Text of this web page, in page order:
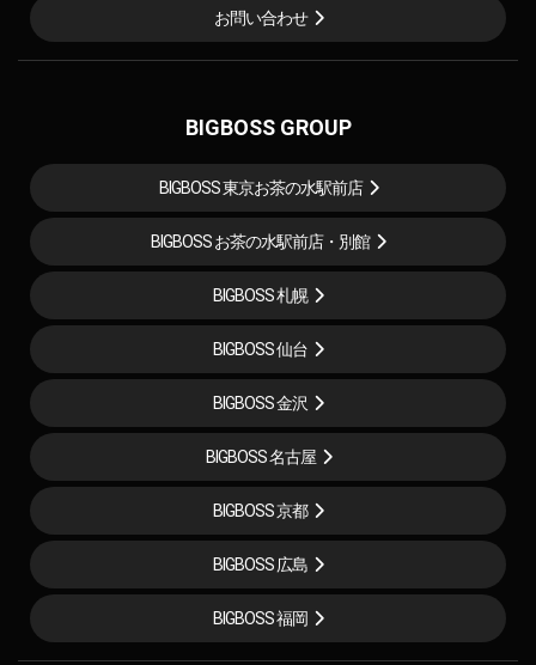
お問い合わせ
BIGBOSS GROUP
BIGBOSS 東京お茶の水駅前店
BIGBOSS お茶の水駅前店・別館
BIGBOSS 札幌
BIGBOSS 仙台
BIGBOSS 金沢
BIGBOSS 名古屋
BIGBOSS 京都
BIGBOSS 広島
BIGBOSS 福岡